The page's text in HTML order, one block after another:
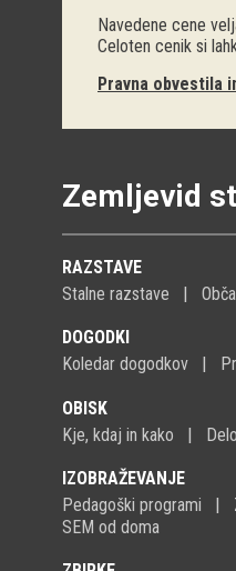
Navedene cene
Celoten cenik si
Pravna obvestila
Zemljevid
RAZSTAVE
Stalne razstave
DOGODKI
Koledar dogodkov
OBISK
Kje, kdaj in kako
IZOBRAŽEVANJE
Pedagoški programi
SEM od doma